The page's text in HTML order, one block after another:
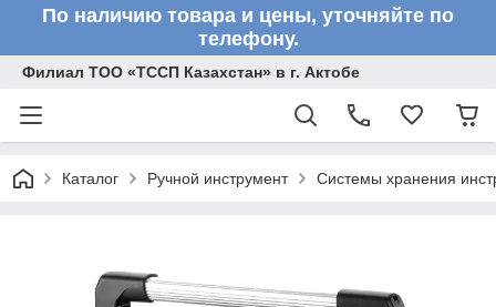
По наличию товара и цены, уточняйте по
телефону.
Филиал ТОО «ТССП Казахстан» в г. Актобе
Каталог Ручной инструмент Системы хранения